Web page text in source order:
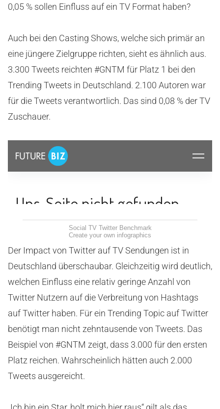
0,05 % sollen Einfluss auf ein TV Format haben?
Auch bei den Casting Shows, welche sich primär an
eine jüngere Zielgruppe richten, sieht es ähnlich aus.
3.300 Tweets reichten #GNTM für Platz 1 bei den
Trending Tweets in Deutschland. 2.100 Autoren war
für die Tweets verantwortlich. Das sind 0,08 % der TV
Zuschauer.
Social TV Twitter Benchmark
Create your own infographics
Der Impact von Twitter auf TV Sendungen ist in
Deutschland überschaubar. Gleichzeitig wird deutlich,
welchen Einfluss eine relativ geringe Anzahl von
Twitter Nutzern auf die Verbreitung von Hashtags
auf Twitter haben. Für ein Trending Topic auf Twitter
benötigt man nicht zehntausende von Tweets. Das
Beispiel von #GNTM zeigt, dass 3.000 für den ersten
Platz reichen. Wahrscheinlich hätten auch 2.000
Tweets ausgereicht.